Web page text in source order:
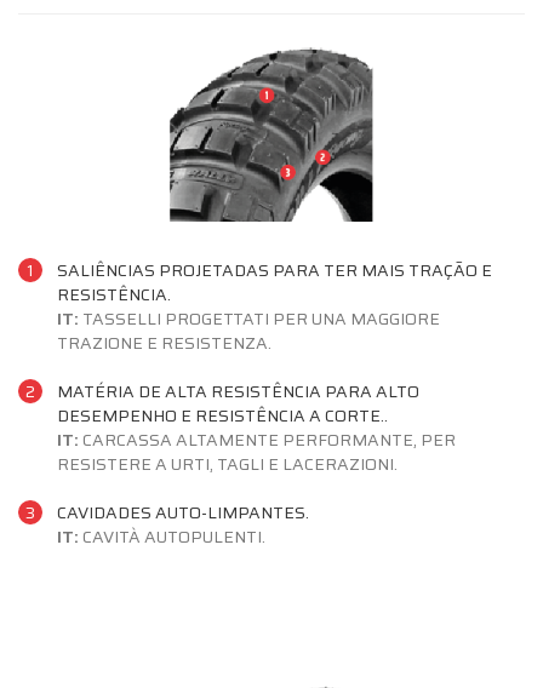
1
SALIÊNCIAS PROJETADAS PARA TER MAIS TRAÇÃO E
RESISTÊNCIA.
IT: TASSELLI PROGETTATI PER UNA MAGGIORE
TRAZIONE E RESISTENZA.
2
MATÉRIA DE ALTA RESISTÊNCIA PARA ALTO
DESEMPENHO E RESISTÊNCIA A CORTE..
IT: CARCASSA ALTAMENTE PERFORMANTE, PER
RESISTERE A URTI, TAGLI E LACERAZIONI.
3
CAVIDADES AUTO-LIMPANTES.
IT: CAVITÀ AUTOPULENTI.